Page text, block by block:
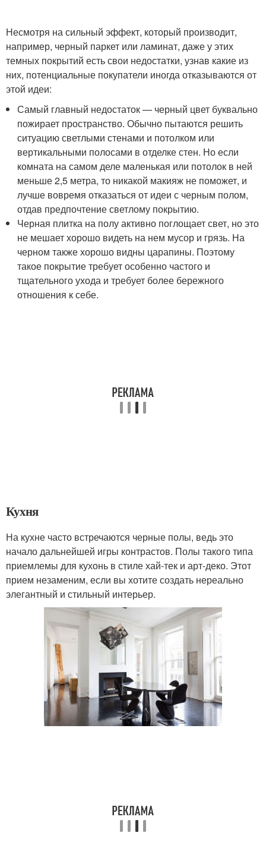
Несмотря на сильный эффект, который производит,
например, черный паркет или ламинат, даже у этих
темных покрытий есть свои недостатки, узнав какие из
них, потенциальные покупатели иногда отказываются от
этой идеи:
Самый главный недостаток — черный цвет буквально
пожирает пространство. Обычно пытаются решить
ситуацию светлыми стенами и потолком или
вертикальными полосами в отделке стен. Но если
комната на самом деле маленькая или потолок в ней
меньше 2,5 метра, то никакой макияж не поможет, и
лучше вовремя отказаться от идеи с черным полом,
отдав предпочтение светлому покрытию.
Черная плитка на полу активно поглощает свет, но это
не мешает хорошо видеть на нем мусор и грязь. На
черном также хорошо видны царапины. Поэтому
такое покрытие требует особенно частого и
тщательного ухода и требует более бережного
отношения к себе.
Кухня
На кухне часто встречаются черные полы, ведь это
начало дальнейшей игры контрастов. Полы такого типа
приемлемы для кухонь в стиле хай-тек и арт-деко. Этот
прием незаменим, если вы хотите создать нереально
элегантный и стильный интерьер.